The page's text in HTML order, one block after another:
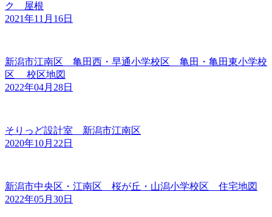
ク 屋根
2021年11月16日
新潟市江南区 亀田西・早通小学校区 亀田・亀田東小学校
区 校区地図
2022年04月28日
そりっど設計室 新潟市江南区
2020年10月22日
新潟市中央区・江南区 桜が丘・山潟小学校区 住宅地図
2022年05月30日